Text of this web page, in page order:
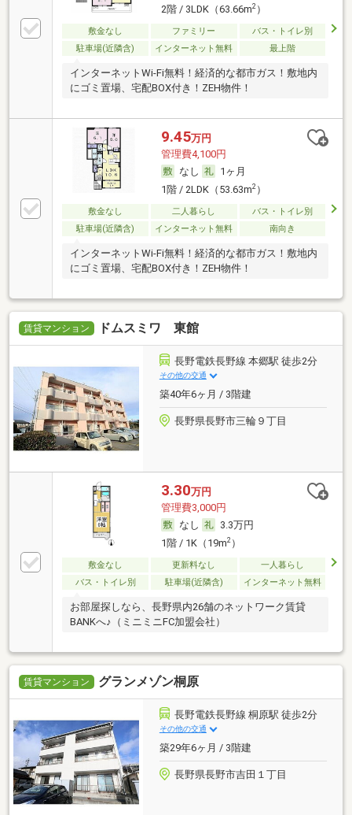
2階 / 3LDK（63.66m2）
敷金なし ファミリー
バス・トイレ別
駐車場(近隣含)
インターネット無料 最上階
インターネットWi-Fi無料！経済的な都市ガス！敷地内
にゴミ置場、宅配BOX付き！ZEH物件！
9.45万円
管理費4,100円
なし
1ヶ月
1階 / 2LDK（53.63m2）
敷金なし 二人暮らし
バス・トイレ別
駐車場(近隣含)
インターネット無料 南向き
インターネットWi-Fi無料！経済的な都市ガス！敷地内
にゴミ置場、宅配BOX付き！ZEH物件！
賃貸マンション ドムスミワ 東館
長野電鉄長野線 本郷駅 徒歩2分
その他の交通
築40年6ヶ月 / 3階建
長野県長野市三輪９丁目
3.30万円
管理費3,000円
なし
3.3万円
1階 / 1K（19m2）
敷金なし 更新料なし
一人暮らし
バス・トイレ別
駐車場(近隣含) インターネット無料
お部屋探しなら、長野県内26舗のネットワーク賃貸
BANKへ♪（ミニミニFC加盟会社）
賃貸マンション グランメゾン桐原
長野電鉄長野線 桐原駅 徒歩2分
その他の交通
築29年6ヶ月 / 3階建
長野県長野市吉田１丁目